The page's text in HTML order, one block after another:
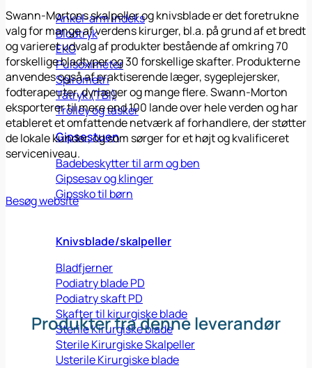
Ankel-arm indeks
Blodtryk
EKG
Pulsoximeter
Spirometri
Tåtryk (TBI)
Trolley og tasker
Gipsestuen
Badebeskytter til arm og ben
Gipsesav og klinger
Gipssko til børn
Knivsblade/skalpeller
Bladfjerner
Podiatry blade PD
Podiatry skaft PD
Skafter til kirurgiske blade
Sterile Kirurgiske blade
Sterile Kirurgiske Skalpeller
Usterile Kirurgiske blade
Swann-Mortons skalpeller og knivsblade er det foretrukne
valg for mange af verdens kirurger, bl.a. på grund af et bredt
og varieret udvalg af produkter bestående af omkring 70
forskellige bladtyper og 30 forskellige skafter. Produkterne
anvendes også af praktiserende læger, sygeplejersker,
fodterapeuter, dyrlæger og mange flere. Swann-Morton
eksporterer til mere end 100 lande over hele verden og har
etableret et omfattende netværk af forhandlere, der støtter
de lokale kunder, og som sørger for et højt og kvalificeret
serviceniveau.
Besøg website
Produkter fra denne leverandør